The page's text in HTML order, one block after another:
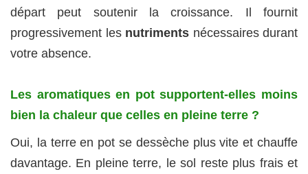
départ peut soutenir la croissance. Il fournit
progressivement les nutriments nécessaires durant
votre absence.
Les aromatiques en pot supportent-elles moins
bien la chaleur que celles en pleine terre ?
Oui, la terre en pot se dessèche plus vite et chauffe
davantage. En pleine terre, le sol reste plus frais et